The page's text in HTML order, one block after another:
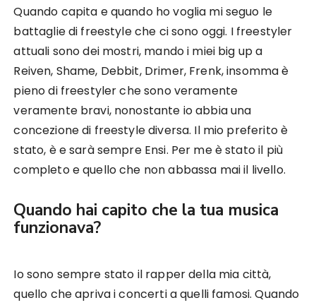
Quando capita e quando ho voglia mi seguo le
battaglie di freestyle che ci sono oggi. I freestyler
attuali sono dei mostri, mando i miei big up a
Reiven, Shame, Debbit, Drimer, Frenk, insomma è
pieno di freestyler che sono veramente
veramente bravi, nonostante io abbia una
concezione di freestyle diversa. Il mio preferito è
stato, è e sarà sempre Ensi. Per me è stato il più
completo e quello che non abbassa mai il livello.
Quando hai capito che la tua musica
funzionava?
Io sono sempre stato il rapper della mia città,
quello che apriva i concerti a quelli famosi. Quando